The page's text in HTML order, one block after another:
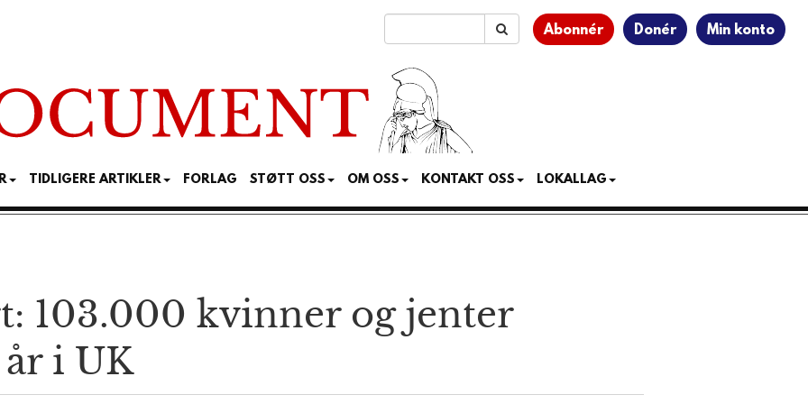
Abonnér Donér Min konto
TIDLIGERE ARTIKLER FORLAG STØTT OSS OM OSS KONTAKT OSS LOKALLAG
103.000 kvinner og jenter
i UK